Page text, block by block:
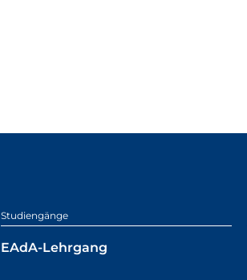
Studiengänge
EAdA-Lehrgang